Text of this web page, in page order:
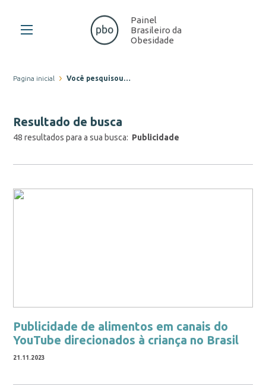
Painel
Brasileiro da
Obesidade
Pagina inicial Você pesquisou…
Resultado de busca
48 resultados para a sua busca: Publicidade
Publicidade de alimentos em canais do
YouTube direcionados à criança no Brasil
21.11.2023